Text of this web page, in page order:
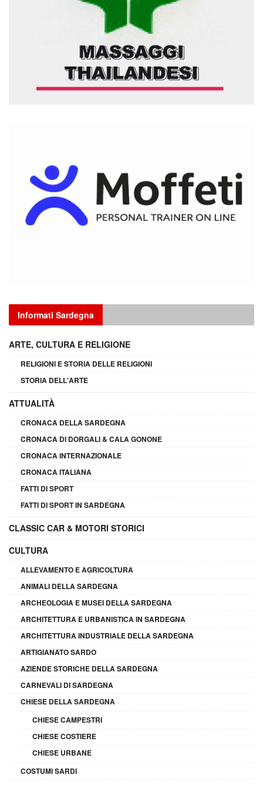
Informati Sardegna
ARTE, CULTURA E RELIGIONE
RELIGIONI E STORIA DELLE RELIGIONI
STORIA DELL'ARTE
ATTUALITÀ
CRONACA DELLA SARDEGNA
CRONACA DI DORGALI & CALA GONONE
CRONACA INTERNAZIONALE
CRONACA ITALIANA
FATTI DI SPORT
FATTI DI SPORT IN SARDEGNA
CLASSIC CAR & MOTORI STORICI
CULTURA
ALLEVAMENTO E AGRICOLTURA
ANIMALI DELLA SARDEGNA
ARCHEOLOGIA E MUSEI DELLA SARDEGNA
ARCHITETTURA E URBANISTICA IN SARDEGNA
ARCHITETTURA INDUSTRIALE DELLA SARDEGNA
ARTIGIANATO SARDO
AZIENDE STORICHE DELLA SARDEGNA
CARNEVALI DI SARDEGNA
CHIESE DELLA SARDEGNA
CHIESE CAMPESTRI
CHIESE COSTIERE
CHIESE URBANE
COSTUMI SARDI